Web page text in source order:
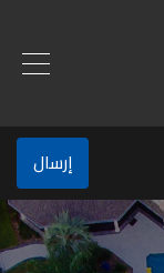
إرسال